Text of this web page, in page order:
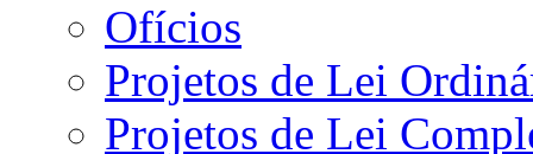
Ofícios
Projetos de Lei
Projetos de Lei